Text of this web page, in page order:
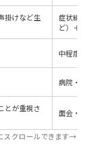
掛けなど生
症状緩
ど）＋
中程度
病院・
とが重視さ
面会・
スクロールできます→